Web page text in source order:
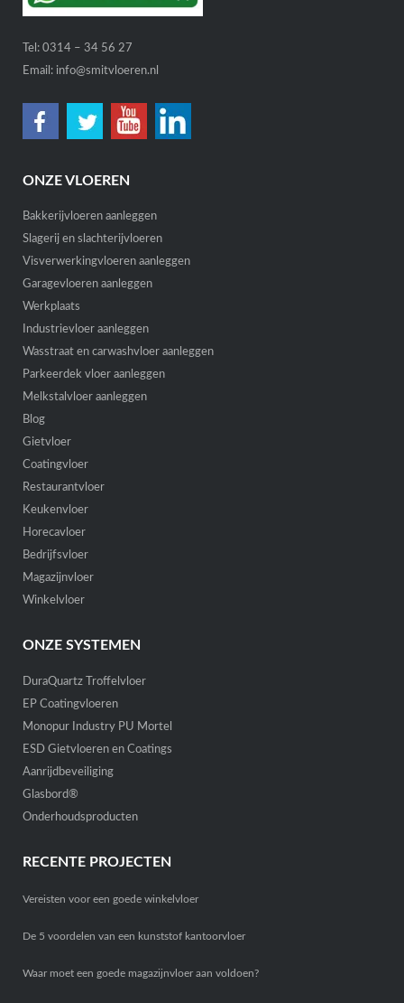
Tel: 0314 – 34 56 27
Email: info@smitvloeren.nl
ONZE VLOEREN
Bakkerijvloeren aanleggen
Slagerij en slachterijvloeren
Visverwerkingvloeren aanleggen
Garagevloeren aanleggen
Werkplaats
Industrievloer aanleggen
Wasstraat en carwashvloer aanleggen
Parkeerdek vloer aanleggen
Melkstalvloer aanleggen
Blog
Gietvloer
Coatingvloer
Restaurantvloer
Keukenvloer
Horecavloer
Bedrijfsvloer
Magazijnvloer
Winkelvloer
ONZE SYSTEMEN
DuraQuartz Troffelvloer
EP Coatingvloeren
Monopur Industry PU Mortel
ESD Gietvloeren en Coatings
Aanrijdbeveiliging
Glasbord®
Onderhoudsproducten
RECENTE PROJECTEN
Vereisten voor een goede winkelvloer
De 5 voordelen van een kunststof kantoorvloer
Waar moet een goede magazijnvloer aan voldoen?